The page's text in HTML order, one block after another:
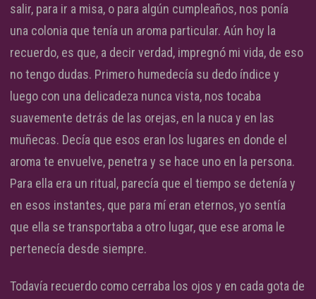
salir, para ir a misa, o para algún cumpleaños, nos ponía
una colonia que tenía un aroma particular. Aún hoy la
recuerdo, es que, a decir verdad, impregnó mi vida, de eso
no tengo dudas. Primero humedecía su dedo índice y
luego con una delicadeza nunca vista, nos tocaba
suavemente detrás de las orejas, en la nuca y en las
muñecas. Decía que esos eran los lugares en donde el
aroma te envuelve, penetra y se hace uno en la persona.
Para ella era un ritual, parecía que el tiempo se detenía y
en esos instantes, que para mí eran eternos, yo sentía
que ella se transportaba a otro lugar, que ese aroma le
pertenecía desde siempre.
Todavía recuerdo como cerraba los ojos y en cada gota de